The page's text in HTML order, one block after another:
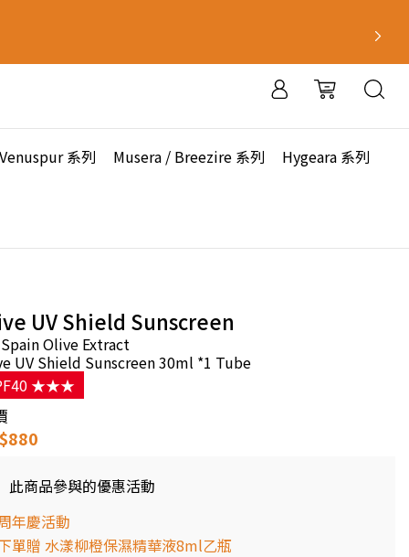
Venuspur 系列 Musera / Breezire 系列 Hygeara 系列
UV Shield Sunscreen
Olive Extract
UV Shield Sunscreen 30ml *1 Tube
★★★
此商品參與的優惠活動
年慶活動
單贈 水漾柳橙保濕精華液8ml乙瓶